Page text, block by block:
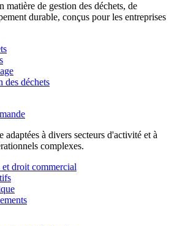
matière de gestion des déchets, de
durable, conçus pour les entreprises
des déchets
adaptées à divers secteurs d'activité et à
complexes.
droit commercial